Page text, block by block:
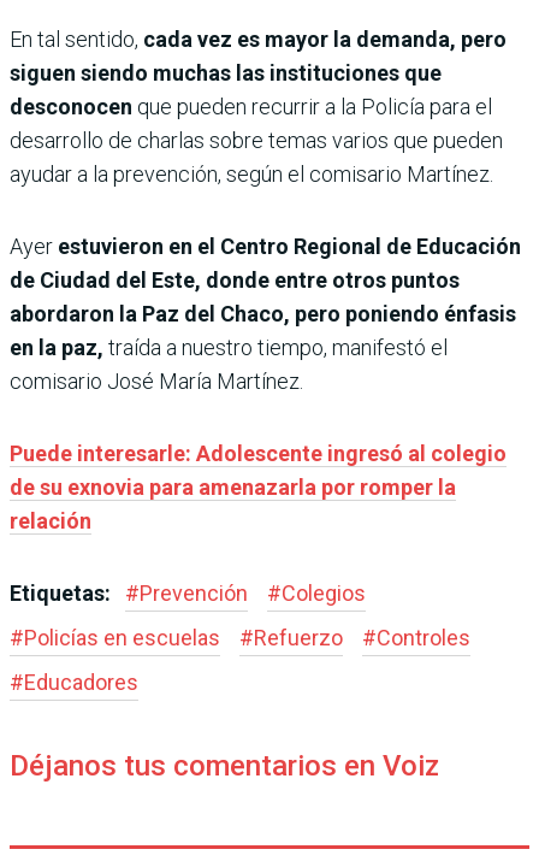
En tal sentido, cada vez es mayor la demanda, pero
siguen siendo muchas las instituciones que
desconocen que pueden recurrir a la Policía para el
desarrollo de charlas sobre temas varios que pueden
ayudar a la prevención, según el comisario Martínez.
Ayer estuvieron en el Centro Regional de Educación
de Ciudad del Este, donde entre otros puntos
abordaron la Paz del Chaco, pero poniendo énfasis
en la paz, traída a nuestro tiempo, manifestó el
comisario José María Martínez.
Puede interesarle: Adolescente ingresó al colegio
de su exnovia para amenazarla por romper la
relación
Etiquetas: #Prevención #Colegios
#Policías en escuelas #Refuerzo #Controles
#Educadores
Déjanos tus comentarios en Voiz